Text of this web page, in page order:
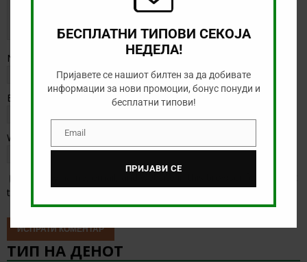
Name
Email
Website
time I comment.
ТИП НА ДЕНОТ
БЕСПЛАТНИ ТИПОВИ СЕКОЈА
НЕДЕЛА!
Пријавете се нашиот билтен за да добивате
информации за нови промоции, бонус понуди и
бесплатни типови!
EmailEmail
ПРИЈАВИ СЕ